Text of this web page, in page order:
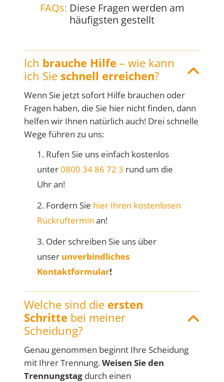
FAQs: Diese Fragen werden am
häufigsten gestellt
Ich brauche Hilfe – wie kann
ich Sie schnell erreichen?
Wenn Sie jetzt sofort Hilfe brauchen oder
Fragen haben, die Sie hier nicht finden, dann
helfen wir Ihnen natürlich auch! Drei schnelle
Wege führen zu uns:
1. Rufen Sie uns einfach kostenlos
unter0800 34 86 72 3 rund um die
Uhr an!
2. Fordern Sie hier Ihren kostenlosen
Rückruftermin an!
3. Oder schreiben Sie uns über
unser unverbindliches
Kontaktformular!
Welche sind die ersten
Schritte bei meiner
Scheidung?
Genau genommen beginnt Ihre Scheidung
mit Ihrer Trennung.Weisen Sie den
Trennungstag durch einen